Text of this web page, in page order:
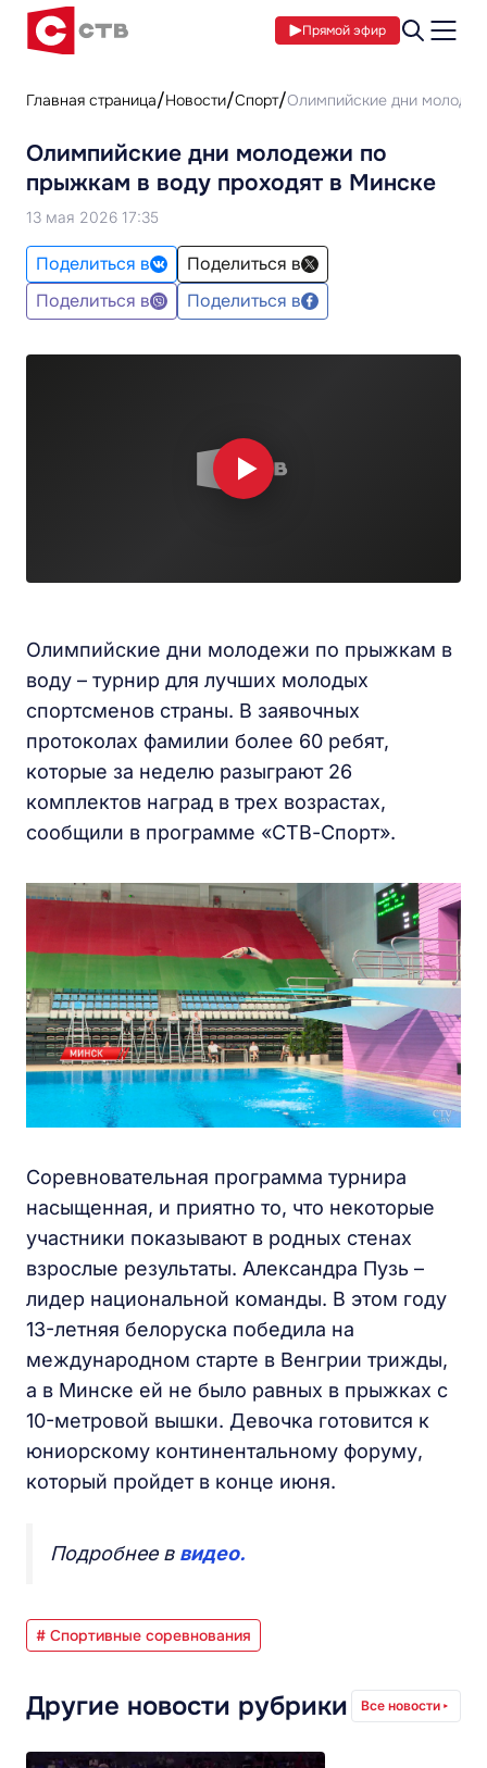
Прямой эфир
Главная страница Новости Спорт Олимпийские дни
Олимпийские дни молодежи по
прыжкам в воду проходят в Минске
13 мая 2026 17:35
Поделиться в
Поделиться в
Поделиться в
Поделиться в
Олимпийские дни молодежи по прыжкам в
воду – турнир для лучших молодых
спортсменов страны. В заявочных
протоколах фамилии более 60 ребят,
которые за неделю разыграют 26
комплектов наград в трех возрастах,
сообщили в программе «СТВ-Спорт».
Соревновательная программа турнира
насыщенная, и приятно то, что некоторые
участники показывают в родных стенах
взрослые результаты. Александра Пузь –
лидер национальной команды. В этом году
13-летняя белоруска победила на
международном старте в Венгрии трижды,
а в Минске ей не было равных в прыжках с
10-метровой вышки. Девочка готовится к
юниорскому континентальному форуму,
который пройдет в конце июня.
Подробнее в видео.
# Спортивные соревнования
Другие новости рубрики Все новости